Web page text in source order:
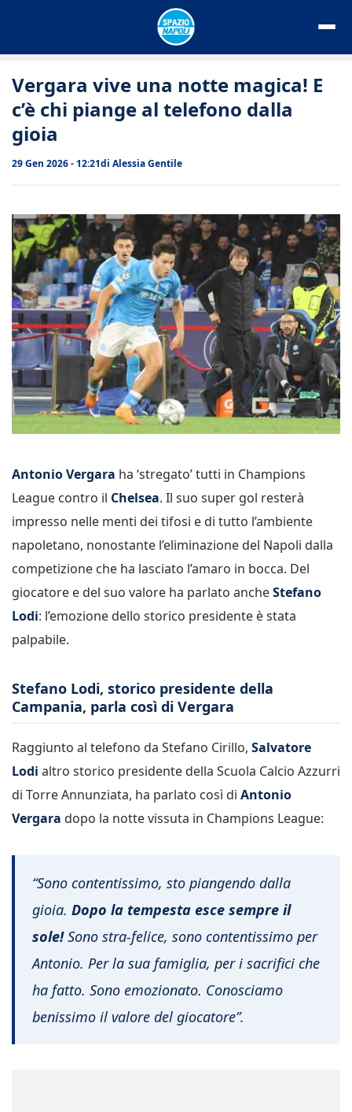
Vergara vive una notte magica! E
c’è chi piange al telefono dalla
gioia
29 Gen 2026 - 12:21di Alessia Gentile
Antonio Vergara ha ‘stregato’ tutti in Champions
League contro il Chelsea. Il suo super gol resterà
impresso nelle menti dei tifosi e di tutto l’ambiente
napoletano, nonostante l’eliminazione del Napoli dalla
competizione che ha lasciato l’amaro in bocca. Del
giocatore e del suo valore ha parlato ancheStefano
Lodi: l’emozione dello storico presidente è stata
palpabile.
Stefano Lodi, storico presidente della
Campania, parla così di Vergara
Raggiunto al telefono da Stefano Cirillo, Salvatore
Lodi altro storico presidente della Scuola Calcio Azzurri
di Torre Annunziata, ha parlato così di Antonio
Vergara dopo la notte vissuta in Champions League:
“Sono contentissimo, sto piangendo dalla
gioia. Dopo la tempesta esce sempre il
sole!Sono stra-felice, sono contentissimo per
Antonio. Per la sua famiglia, per i sacrifici che
ha fatto. Sono emozionato. Conosciamo
benissimo il valore del giocatore”.